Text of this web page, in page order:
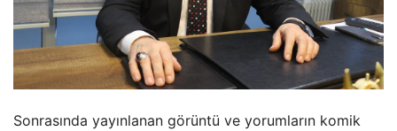
Sonrasında yayınlanan görüntü ve yorumların komik